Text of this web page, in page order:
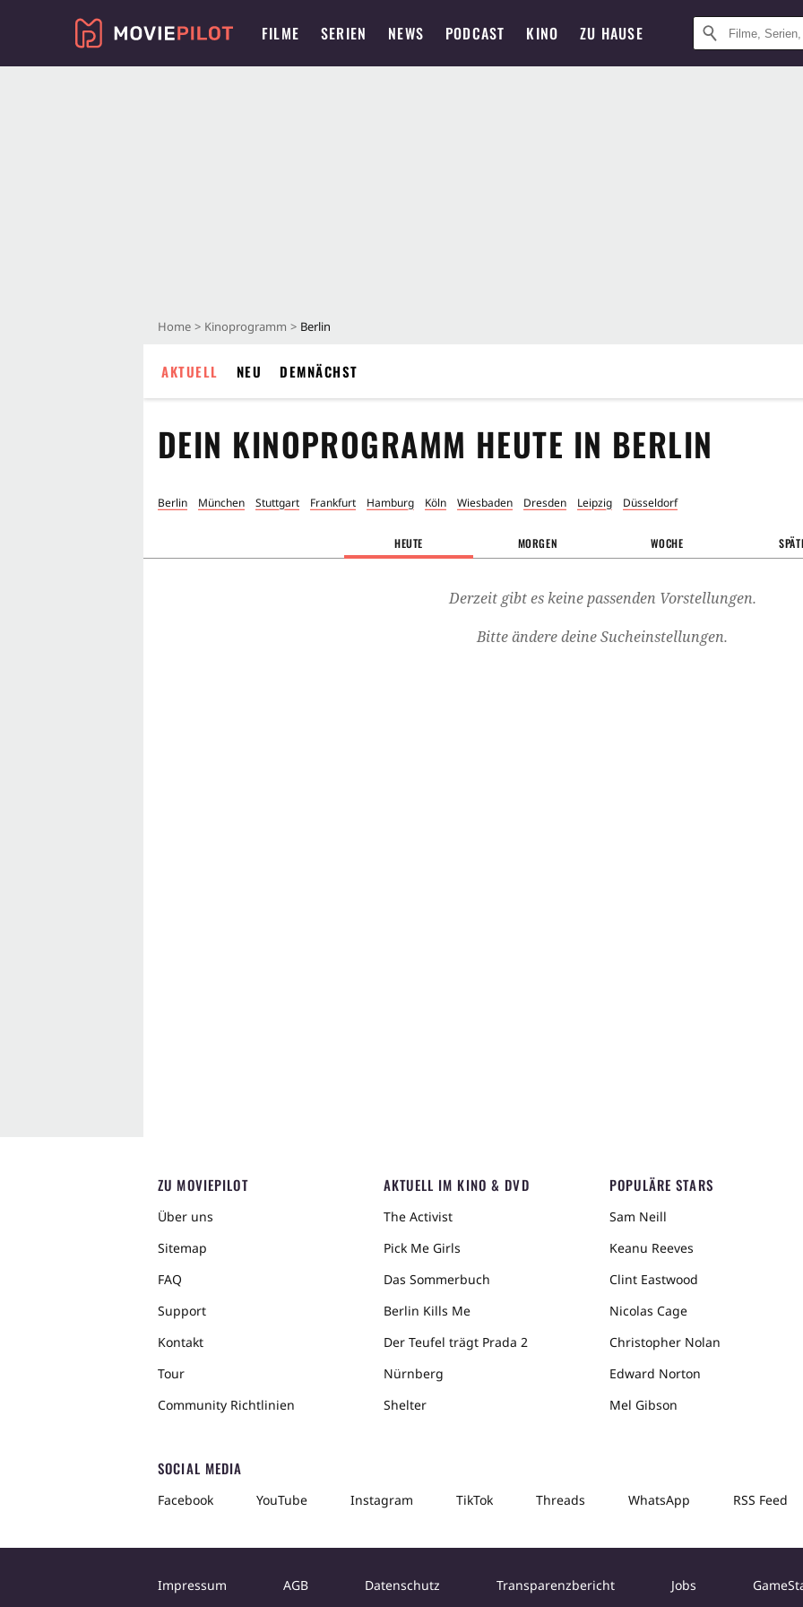
FILME SERIEN NEWS PODCAST KINO ZU HAUSE
Home Kinoprogramm Berlin
AKTUELL NEU DEMNÄCHST
DEIN KINOPROGRAMM HEUTE IN BERLIN
Berlin München Stuttgart Frankfurt Hamburg Köln Wiesbaden Dresden Leipzig Düsseldorf
HEUTE MORGEN WOCHE
Derzeit gibt es keine passenden Vorstellungen.
Bitte ändere deine Sucheinstellungen.
ZU MOVIEPILOT
Über uns
Sitemap
FAQ
Support
Kontakt
Tour
Community Richtlinien
AKTUELL IM KINO & DVD
The Activist
Pick Me Girls
Das Sommerbuch
Berlin Kills Me
Der Teufel trägt Prada 2
Nürnberg
Shelter
POPULÄRE STARS
Sam Neill
Keanu Reeves
Clint Eastwood
Nicolas Cage
Christopher Nolan
Edward Norton
Mel Gibson
SOCIAL MEDIA
Facebook YouTube Instagram TikTok Threads WhatsApp RSS Feed
Impressum AGB Datenschutz Transparenzbericht Jobs